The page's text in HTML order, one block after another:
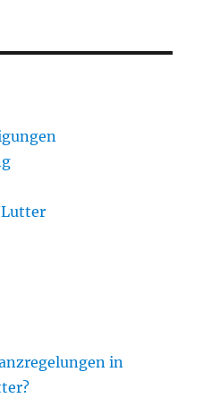
in